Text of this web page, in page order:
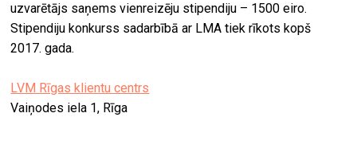
uzvarētājs saņems vienreizēju stipendiju – 1500 eiro.
Stipendiju konkurss sadarbībā ar LMA tiek rīkots kopš
2017. gada.
LVM Rīgas klientu centrs
Vaiņodes iela 1, Rīga